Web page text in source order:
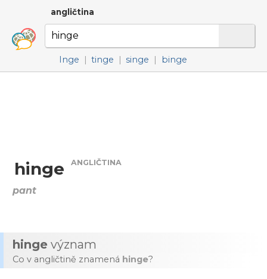
angličtina
Inge | tinge | singe | binge
hinge ANGLIČTINA
pant
hinge význam
Co v angličtině znamená hinge?